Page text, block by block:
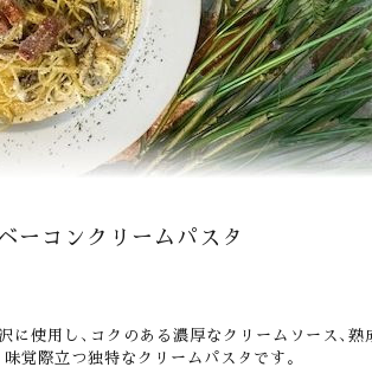
ーコンクリームパスタ
に使用し､コクのある濃厚なクリームソース､熟
覚際立つ独特なクリームパスタです。